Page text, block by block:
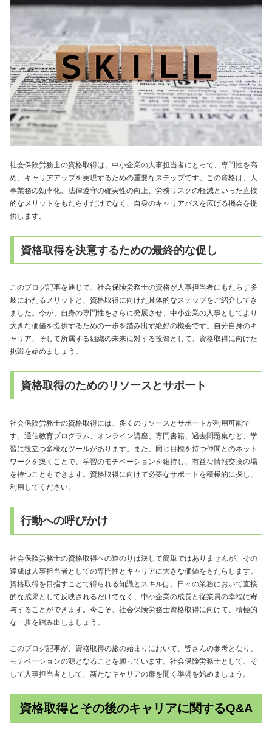
社会保険労務士の資格取得は、中小企業の人事担当者にとって、専門性を高
め、キャリアアップを実現するための重要なステップです。この資格は、人
事業務の効率化、法律遵守の確実性の向上、労務リスクの軽減といった直接
的なメリットをもたらすだけでなく、自身のキャリアパスを広げる機会を提
供します。
資格取得を決意するための最終的な促し
このブログ記事を通じて、社会保険労務士の資格が人事担当者にもたらす多
岐にわたるメリットと、資格取得に向けた具体的なステップをご紹介してき
ました。今が、自身の専門性をさらに発展させ、中小企業の人事としてより
大きな価値を提供するための一歩を踏み出す絶好の機会です。自分自身のキ
ャリア、そして所属する組織の未来に対する投資として、資格取得に向けた
挑戦を始めましょう。
資格取得のためのリソースとサポート
社会保険労務士の資格取得には、多くのリソースとサポートが利用可能で
す。通信教育プログラム、オンライン講座、専門書籍、過去問題集など、学
習に役立つ多様なツールがあります。また、同じ目標を持つ仲間とのネット
ワークを築くことで、学習のモチベーションを維持し、有益な情報交換の場
を持つこともできます。資格取得に向けて必要なサポートを積極的に探し、
利用してください。
行動への呼びかけ
社会保険労務士の資格取得への道のりは決して簡単ではありませんが、その
達成は人事担当者としての専門性とキャリアに大きな価値をもたらします。
資格取得を目指すことで得られる知識とスキルは、日々の業務において直接
的な成果として反映されるだけでなく、中小企業の成長と従業員の幸福に寄
与することができます。今こそ、社会保険労務士資格取得に向けて、積極的
な一歩を踏み出しましょう。
このブログ記事が、資格取得の旅の始まりにおいて、皆さんの参考となり、
モチベーションの源となることを願っています。社会保険労務士として、そ
して人事担当者として、新たなキャリアの扉を開く準備を始めましょう。
資格取得とその後のキャリアに関するQ&A